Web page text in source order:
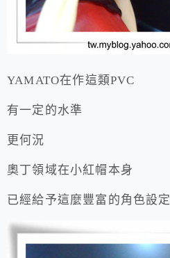
YAMATO在作這類PVC
有一定的水準
更何況
奧丁領域在小紅帽本身
已經給予這麼豐富的角色設定